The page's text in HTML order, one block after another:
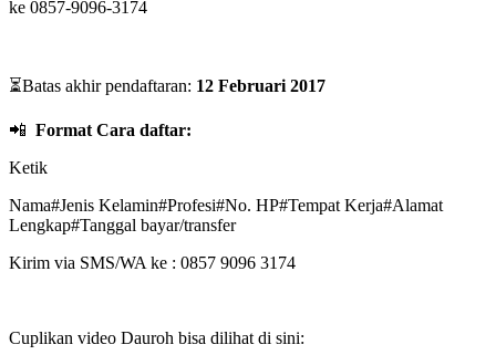
ke 0857-9096-3174
⏳Batas akhir pendaftaran: 12 Februari 2017
📲 Format Cara daftar:
Ketik
Nama#Jenis Kelamin#Profesi#No. HP#Tempat Kerja#Alamat
Lengkap#Tanggal bayar/transfer
Kirim via SMS/WA ke : 0857 9096 3174
Cuplikan video Dauroh bisa dilihat di sini: